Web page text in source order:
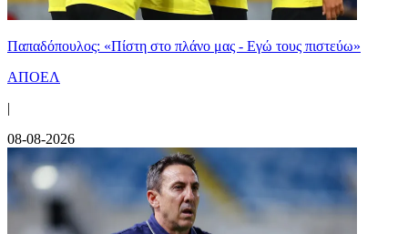
Παπαδόπουλος: «Πίστη στο πλάνο μας - Εγώ τους πιστεύω»
ΑΠΟΕΛ
|
08-08-2026